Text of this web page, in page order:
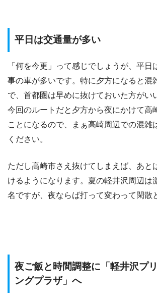
平日は交通量が多い
「何を今更」って感じでしょうが、平日
事の車が多いです。特に夕方になると混
で、首都圏は早めに抜けておいた方がい
今回のルートだと夕方から夜にかけて高
ことになるので、まぁ高崎周辺での混雑
ください。
ただし高崎市さえ抜けてしまえば、あと
けるようになります。夏の軽井沢周辺は
名ですが、夜ならば打って変わって閑散
夜ご飯と時間調整に「軽井沢プ
ングプラザ」へ